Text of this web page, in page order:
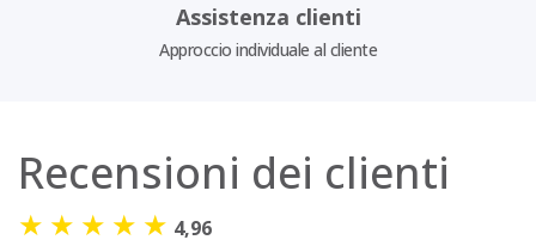
Assistenza clienti
Approccio individuale al cliente
Recensioni dei clienti
★ ★ ★ ★ ★ 4,96